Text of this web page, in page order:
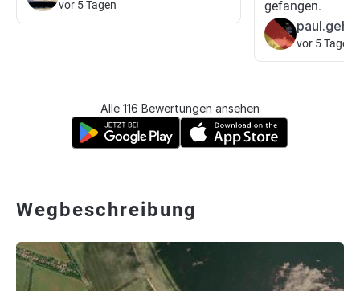
vor 5 Tagen
gefangen.
vor 5 Tagen
Alle 116 Bewertungen ansehen
Wegbeschreibung